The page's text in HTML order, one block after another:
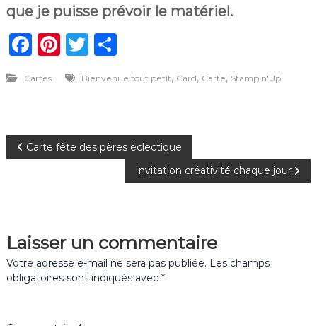
que je puisse prévoir le matériel.
F
c
b
o
Pi
n
te
st
T
it
r
P
ta
er
Cartes Bienvenue tout petit, Card, Carte, Stampin'Up!
N
i
g
Carte fête des pères éclectique
Invitation créativité chaque jour
Laisser un commentaire
Votre adresse e-mail ne sera pas publiée. Les champs
obligatoires sont indiqués avec *